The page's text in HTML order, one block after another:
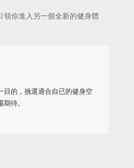
你進入另一個全新的健身體
目的，挑選適合自已的健身空
待。